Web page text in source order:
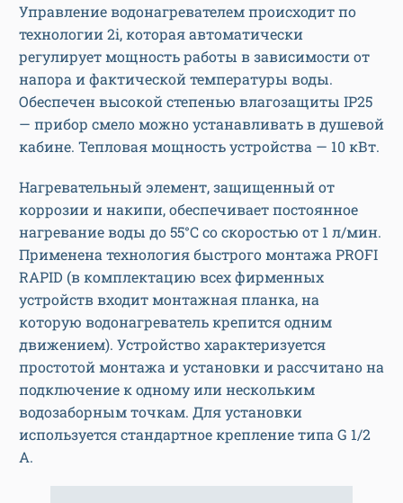
Управление водонагревателем происходит по
технологии 2i, которая автоматически
регулирует мощность работы в зависимости от
напора и фактической температуры воды.
Обеспечен высокой степенью влагозащиты IP25
— прибор смело можно устанавливать в душевой
кабине. Тепловая мощность устройства — 10 кВт.
Нагревательный элемент, защищенный от
коррозии и накипи, обеспечивает постоянное
нагревание воды до 55°C со скоростью от 1 л/мин.
Применена технология быстрого монтажа PROFI
RAPID (в комплектацию всех фирменных
устройств входит монтажная планка, на
которую водонагреватель крепится одним
движением). Устройство характеризуется
простотой монтажа и установки и рассчитано на
подключение к одному или нескольким
водозаборным точкам. Для установки
используется стандартное крепление типа G 1/2
A.